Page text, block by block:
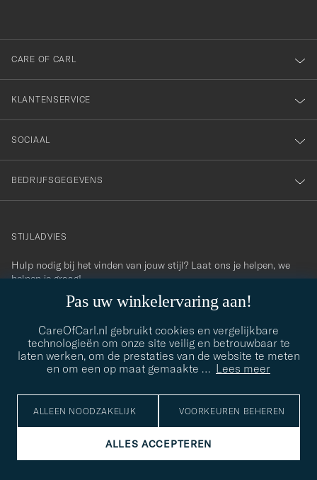
Pas uw winkelervaring aan!
CareOfCarl.nl gebruikt cookies en vergelijkbare
technologieën om onze site veilig en betrouwbaar te
laten werken, om de prestaties van de website te meten
en om een op maat gemaakte … Lees meer
ALLEEN NOODZAKELIJK VOORKEUREN BEHEREN
ALLES ACCEPTEREN
onze
nieuwsbrief!
CARE OF CARL
KLANTENSERVICE
SOCIAAL
BEDRIJFSGEGEVENS
contact@careofcarl.com
STIJLADVIES
Hulp nodig bij het vinden van jouw stijl? Laat ons je helpen, we
helpen je graag!
STIJLADVIES
© Care of Carl 2026